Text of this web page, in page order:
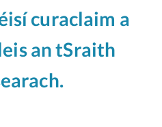
curaclaim a
an tSraith